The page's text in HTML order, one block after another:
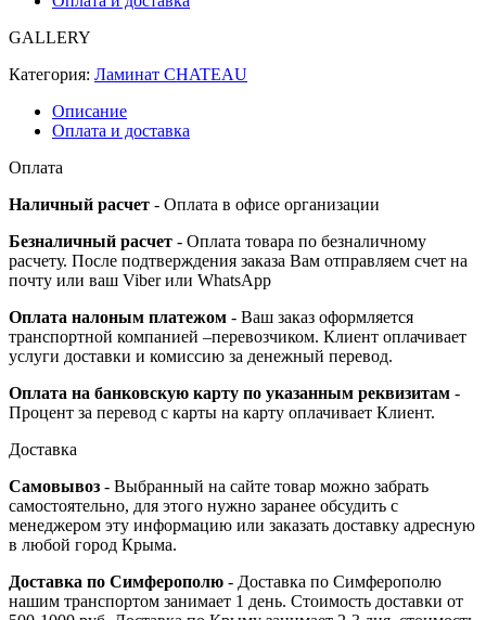
GALLERY
Категория: Ламинат CHATEAU
Описание
Оплата и доставка
Оплата
Наличный расчет - Оплата в офисе организации
Безналичный расчет - Оплата товара по безналичному
расчету. После подтверждения заказа Вам отправляем счет на
почту или ваш Viber или WhatsApp
Оплата налоным платежом - Ваш заказ оформляется
транспортной компанией –перевозчиком. Клиент оплачивает
услуги доставки и комиссию за денежный перевод.
Оплата на банковскую карту по указанным реквизитам -
Процент за перевод с карты на карту оплачивает Клиент.
Доставка
Самовывоз - Выбранный на сайте товар можно забрать
самостоятельно, для этого нужно заранее обсудить с
менеджером эту информацию или заказать доставку адресную
в любой город Крыма.
Доставка по Симферополю - Доставка по Симферополю
нашим транспортом занимает 1 день. Стоимость доставки от